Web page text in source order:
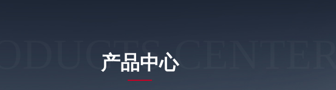
CENTER
产品中心